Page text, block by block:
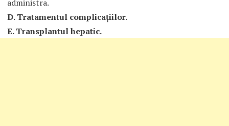
administra.
D. Tratamentul complicaţiilor.
E. Transplantul hepatic.